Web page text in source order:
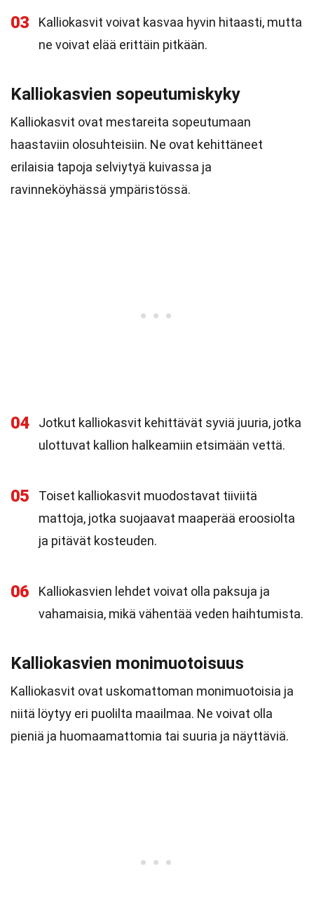
03
Kalliokasvit voivat kasvaa hyvin hitaasti, mutta
ne voivat elää erittäin pitkään.
Kalliokasvien sopeutumiskyky
Kalliokasvit ovat mestareita sopeutumaan
haastaviin olosuhteisiin. Ne ovat kehittäneet
erilaisia tapoja selviytyä kuivassa ja
ravinneköyhässä ympäristössä.
04
Jotkut kalliokasvit kehittävät syviä juuria, jotka
ulottuvat kallion halkeamiin etsimään vettä.
05
Toiset kalliokasvit muodostavat tiiviitä
mattoja, jotka suojaavat maaperää eroosiolta
ja pitävät kosteuden.
06
Kalliokasvien lehdet voivat olla paksuja ja
vahamaisia, mikä vähentää veden haihtumista.
Kalliokasvien monimuotoisuus
Kalliokasvit ovat uskomattoman monimuotoisia ja
niitä löytyy eri puolilta maailmaa. Ne voivat olla
pieniä ja huomaamattomia tai suuria ja näyttäviä.